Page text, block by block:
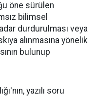
öne sürülen
bilimsel
durdurulması veya
alınmasına yönelik
bulunup
yazılı soru